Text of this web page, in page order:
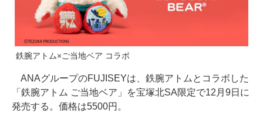
鉄腕アトム×ご当地ベア コラボ
ANAグループのFUJISEYは、鉄腕アトムとコラボした
「鉄腕アトム ご当地ベア」を宝塚北SA限定で12月9日に
発売する。価格は5500円。